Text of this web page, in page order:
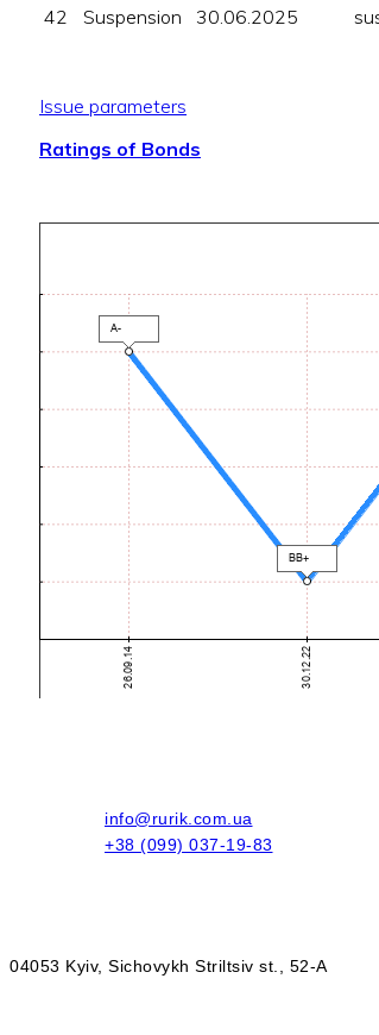
42
Suspension 30.06.2025
Issue parameters
Ratings of Bonds
info@rurik.com.ua
+38 (099) 037-19-83
04053 Kyiv, Sichovykh Striltsiv st., 52-A